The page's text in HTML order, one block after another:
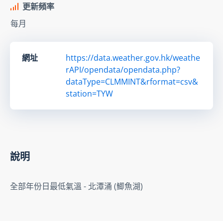
更新頻率
每月
網址
https://data.weather.gov.hk/weathe
rAPI/opendata/opendata.php?
dataType=CLMMINT&rformat=csv&
station=TYW
說明
全部年份日最低氣溫 - 北潭涌 (鯽魚湖)